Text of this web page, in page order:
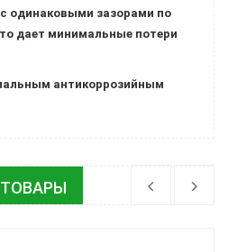
одинаковыми зазорами по
дает минимальные потери
антикоррозийным